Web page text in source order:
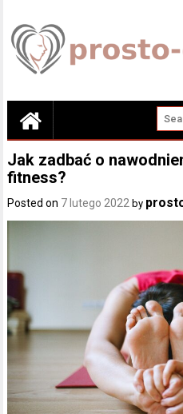
content
Jak zadbać o
fitness?
Posted on 7 lutego 2022 by